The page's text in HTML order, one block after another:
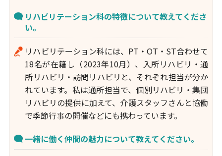
リハビリテーション科の特徴について教えてくださ
い。
リハビリテーション科には、PT・OT・ST合わせて
18名が在籍し（2023年10月）、入所リハビリ・通
所リハビリ・訪問リハビリと、それぞれ担当が分か
れています。私は通所担当で、個別リハビリ・集団
リハビリの提供に加えて、介護スタッフさんと協働
で季節行事の開催などにも携わっています。
一緒に働く仲間の魅力について教えてください。